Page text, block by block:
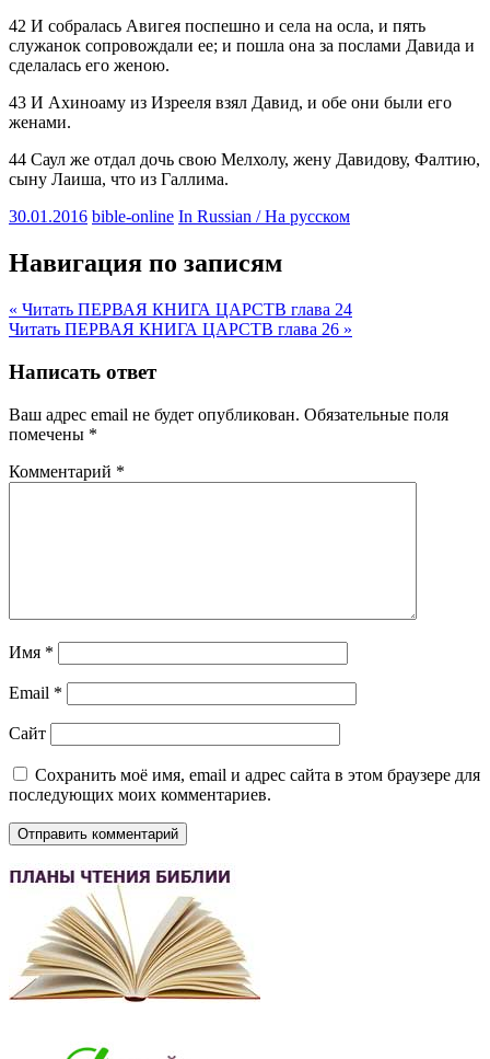
42 И собралась Авигея поспешно и села на осла, и пять
служанок сопровождали ее; и пошла она за послами Давида и
сделалась его женою.
43 И Ахиноаму из Изрееля взял Давид, и обе они были его
женами.
44 Саул же отдал дочь свою Мелхолу, жену Давидову, Фалтию,
сыну Лаиша, что из Галлима.
30.01.2016 bible-online In Russian / На русском
Навигация по записям
« Читать ПЕРВАЯ КНИГА ЦАРСТВ глава 24
Читать ПЕРВАЯ КНИГА ЦАРСТВ глава 26 »
Написать ответ
Ваш адрес email не будет опубликован. Обязательные поля
помечены *
Комментарий *
Имя *
Email *
Сайт
Сохранить моё имя, email и адрес сайта в этом браузере для
последующих моих комментариев.